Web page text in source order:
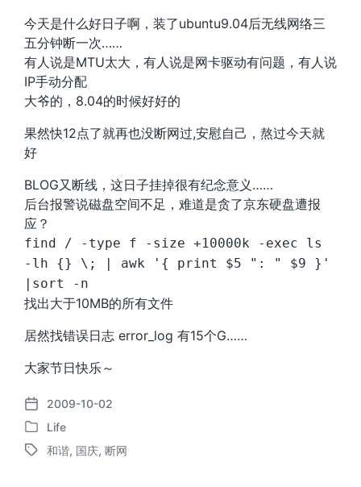
今天是什么好日子啊，装了ubuntu9.04后无线网络三
五分钟断一次……
有人说是MTU太大，有人说是网卡驱动有问题，有人说
IP手动分配
大爷的，8.04的时候好好的
果然快12点了就再也没断网过,安慰自己，熬过今天就
好
BLOG又断线，这日子挂掉很有纪念意义……
后台报警说磁盘空间不足，难道是贪了京东硬盘遭报
应？
find / -type f -size +10000k -exec ls
-lh {} \; | awk '{ print $5 ": " $9 }'
|sort -n
找出大于10MB的所有文件
居然找错误日志 error_log 有15个G……
大家节日快乐～
发
布
日
2009-10-02
发
布
Life
标
和谐, 国庆, 断网